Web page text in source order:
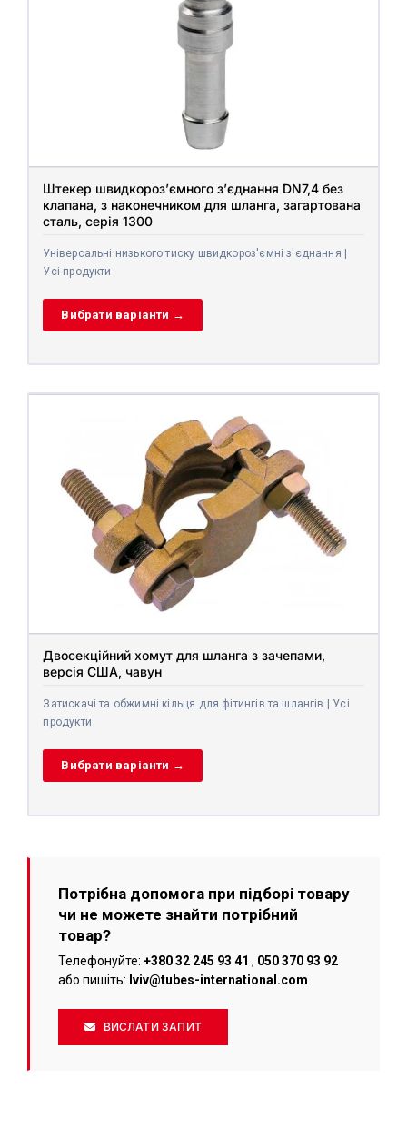
Штекер швидкороз’ємного з’єднання DN7,4 без
клапана, з наконечником для шланга, загартована
сталь, серія 1300
Універсальні низького тиску швидкороз'ємні з'єднання |
Усі продукти
Вибрати варіанти →
Двосекційний хомут для шланга з зачепами,
версія США, чавун
Затискачі та обжимні кільця для фітингів та шлангів | Усі
продукти
Вибрати варіанти →
Потрібна допомога при підборі товару
чи не можете знайти потрібний
товар?
Телефонуйте: +380 32 245 93 41 , 050 370 93 92
або пишіть: lviv@tubes-international.com
ВИСЛАТИ ЗАПИТ